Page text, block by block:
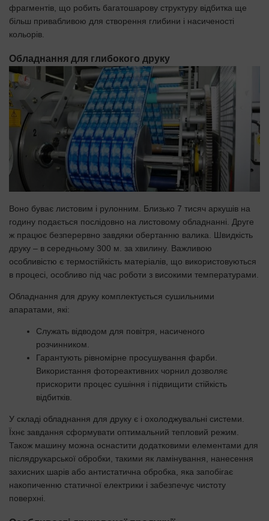
фрагментів, що робить багатошарову структуру відбитка ще
більш привабливою для створення глибини і насиченості
кольорів.
Обладнання для глибокого друку
Воно буває листовим і рулонним. Близько 7 тисяч аркушів на
годину подається послідовно на листовому обладнанні. Друге
ж працює безперервно завдяки обертанню валика. Швидкість
друку – в середньому 300 м. за хвилину. Важливою
особливістю є термостійкість матеріалів, що використовуються
в процесі, особливо під час роботи з високими температурами.
Обладнання для друку комплектується сушильними
апаратами, які:
Служать відводом для повітря, насиченого
розчинником.
Гарантують рівномірне просушування фарби.
Використання фотореактивних чорнил дозволяє
прискорити процес сушіння і підвищити стійкість
відбитків.
У складі обладнання для друку є і охолоджувальні системи.
Їхнє завдання сформувати оптимальний тепловий режим.
Також машину можна оснастити додатковими елементами для
післядрукарської обробки, такими як ламінування, нанесення
захисних шарів або антистатична обробка, яка запобігає
накопиченню статичної електрики і забезпечує чистоту
поверхні.